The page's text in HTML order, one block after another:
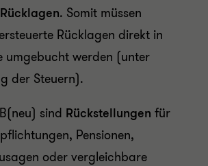
. Somit müssen
Rücklagen direkt in
umgebucht werden (unter
der Steuern).
sind Rückstellungen für
Pensionen,
oder vergleichbare